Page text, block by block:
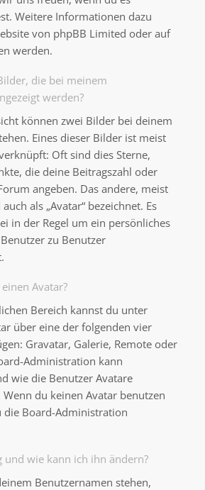
Weitere Informationen dazu
von phpBB Limited oder auf
werden.
die bei meinem
werden?
können zwei Bilder bei deinem
Eines dieser Bilder ist meist
Oft sind dies Sterne,
die deine Beitragszahl oder
angeben. Das andere, meist
als „Avatar“ bezeichnet. Es
in der Regel um ein persönliches
zu Benutzer
Avatar?
Bereich kannst du unter
über eine der folgenden vier
Gravatar, Galerie, Remote oder
Administration kann
wie die Benutzer Avatare
du keinen Avatar benutzen
die Board-Administration
und wie kann ich ihn ändern?
Benutzernamen stehen,